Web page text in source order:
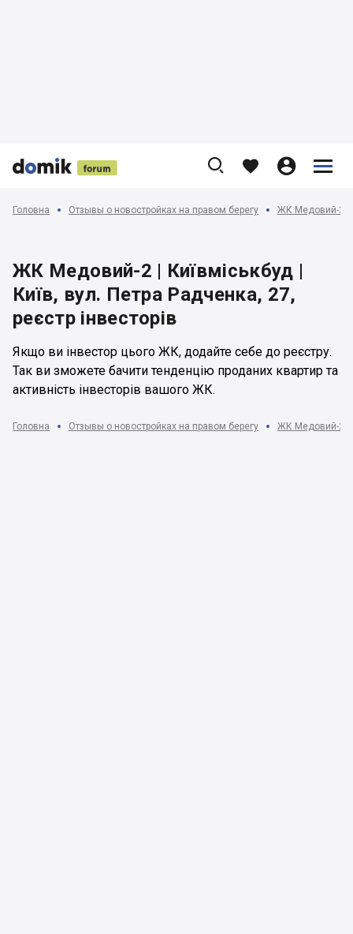


 
    


Головна Отзывы о новостройках на правом берегу ЖК Медовий-2 |
ЖК Медовий-2 | Київміськбуд |
Київ, вул. Петра Радченка, 27,
реєстр інвесторів
Якщо ви інвестор цього ЖК, додайте себе до реєстру.
Так ви зможете бачити тенденцію проданих квартир та
активність інвесторів вашого ЖК.
Головна Отзывы о новостройках на правом берегу ЖК Медовий-2 |